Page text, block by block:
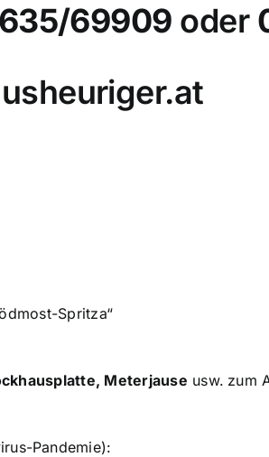
69909 oder
Meterjause usw. zum
Pandemie):